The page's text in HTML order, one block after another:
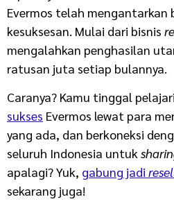
Evermos telah mengantarkan
kesuksesan. Mulai dari bisnis
mengalahkan penghasilan
ratusan juta setiap bulannya.
Caranya? Kamu tinggal pelajari
sukses Evermos lewat para
yang ada, dan berkoneksi
seluruh Indonesia untuk
apalagi? Yuk, gabung jadi
sekarang juga!